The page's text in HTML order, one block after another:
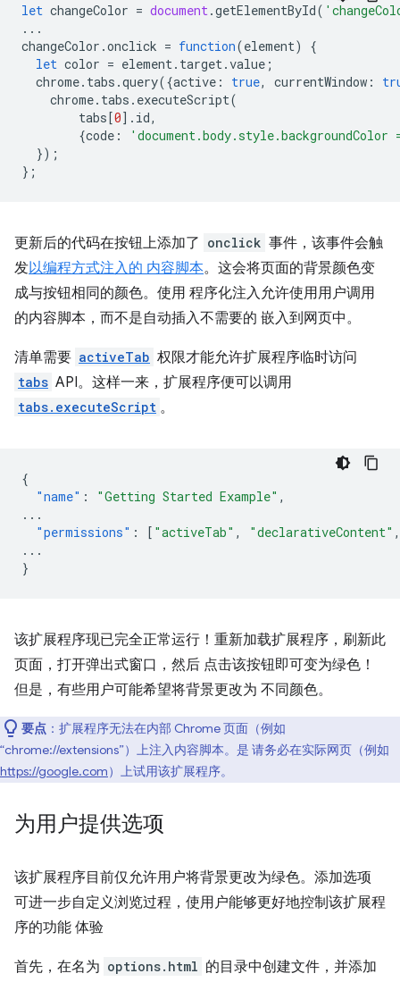
let changeColor = document .getElementById(
...
changeColor .onclick = function(element)
{
let color = element . target .value ;
chrome. tabs .query({active : true, currentWindow :
chrome. tabs . executeScript(
tabs[0]. id,
{code :
});
};
更新后的代码在按钮上添加了 onclick 事件，该事件会触
发以编程方式注入的 内容脚本。这会将页面的背景颜色变
成与按钮相同的颜色。使用 程序化注入允许使用用户调用
的内容脚本，而不是自动插入不需要的 嵌入到网页中。
清单需要 activeTab 权限才能允许扩展程序临时访问
tabs API。这样一来，扩展程序便可以调用
tabs.executeScript 。
{
"name" : "Getting Started Example" ,
...
"permissions" : [ "activeTab" , "declarativeContent" ,
...
}
该扩展程序现已完全正常运行！重新加载扩展程序，刷新此
页面，打开弹出式窗口，然后 点击该按钮即可变为绿色！
但是，有些用户可能希望将背景更改为 不同颜色。
要点 ：扩展程序无法在内部 Chrome 页面（例如
“chrome://extensions”）上注入内容脚本。是 请务必在实际网页（例如
https://google.com）上试用该扩展程序。
为用户提供选项
该扩展程序目前仅允许用户将背景更改为绿色。添加选项
可进一步自定义浏览过程，使用户能够更好地控制该扩展程
序的功能 体验
首先，在名为 options.html 的目录中创建文件，并添加